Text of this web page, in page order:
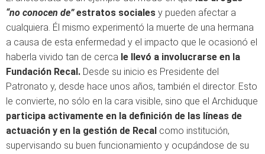
“no conocen de”estratos sociales y pueden afectar a
cualquiera. Él mismo experimentó la muerte de una hermana
a causa de esta enfermedad y el impacto que le ocasionó el
haberla vivido tan de cerca le llevó a involucrarse en la
Fundación Recal. Desde su inicio es Presidente del
Patronato y, desde hace unos años, también el director. Esto
le convierte, no sólo en la cara visible, sino que el Archiduque
participa activamente en la definición de las líneas de
actuación y en la gestión de Recal como institución,
supervisando su buen funcionamiento y ocupándose de su